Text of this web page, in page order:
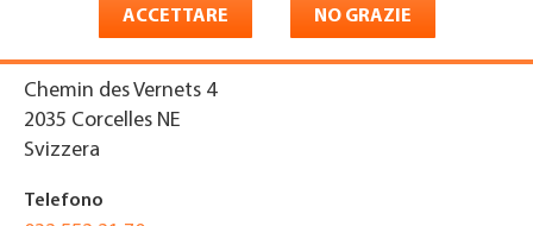
ACCETTARE NO GRAZIE
Indirizzo
Chemin des Vernets 4
2035 Corcelles NE
Svizzera
Telefono